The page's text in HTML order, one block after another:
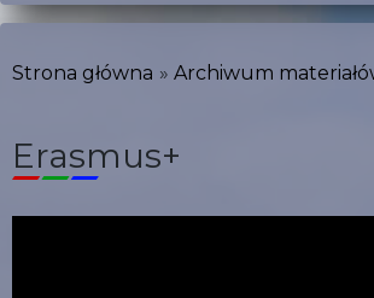
Strona główna Archiwum
Erasmus+